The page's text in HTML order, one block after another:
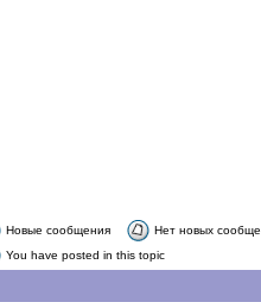
Новые сообщения
Нет новых
You have posted in this topic